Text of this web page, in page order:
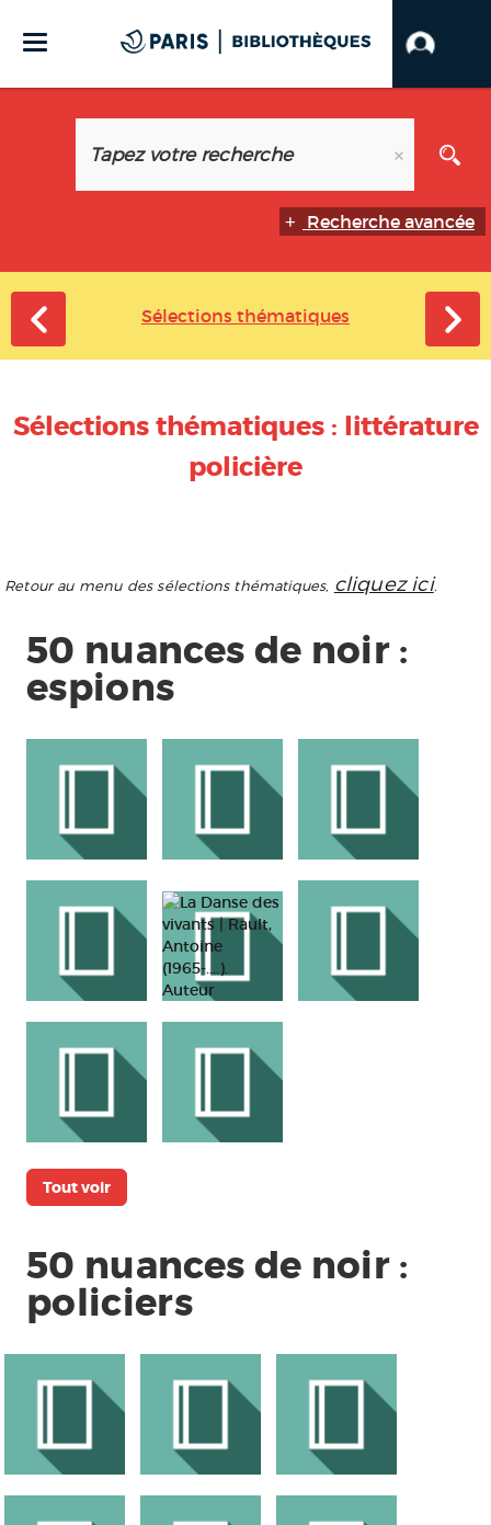
Recherche avancée
Sélections thématiques
Sélections thématiques : littérature
policière
Retour au menu des sélections thématiques, cliquez ici.
50 nuances de noir :
espions
Tout voir
50 nuances de noir :
policiers